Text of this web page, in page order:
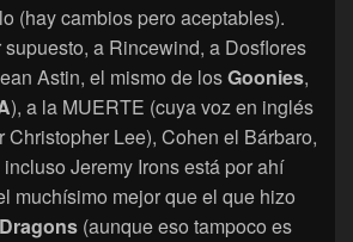
(hay cambios pero aceptables).
supuesto, a Rincewind, a Dosflores
Astin, el mismo de losGoonies,
), a la MUERTE (cuya voz en inglés
Christopher Lee), Cohen el Bárbaro,
Jeremy Irons está por ahí
muchísimo mejor que el que hizo
(aunque eso tampoco es